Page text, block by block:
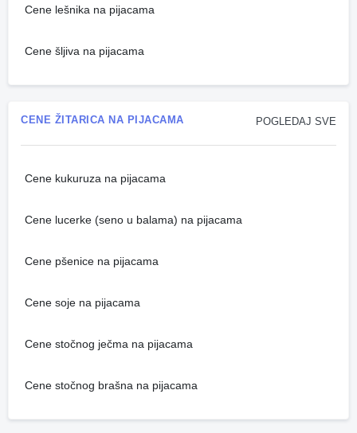
Cene lešnika na pijacama
Cene šljiva na pijacama
POGLEDAJ SVE
CENE ŽITARICA NA PIJACAMA
Cene kukuruza na pijacama
Cene lucerke (seno u balama) na pijacama
Cene pšenice na pijacama
Cene soje na pijacama
Cene stočnog ječma na pijacama
Cene stočnog brašna na pijacama